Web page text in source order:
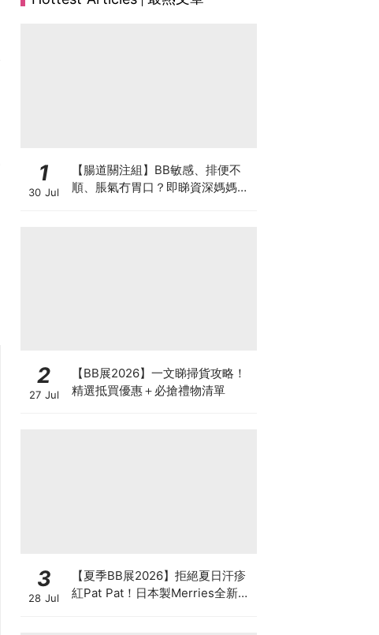
1
30 Jul
【腸道關注組】BB敏感、排便不
順、脹氣冇胃口？即睇資深媽媽分
2
27 Jul
【BB展2026】一文睇掃貨攻略！
精選抵買優惠＋必搶禮物清單
3
28 Jul
【夏季BB展2026】拒絕夏日汗疹
紅Pat Pat！日本製Merries全新超